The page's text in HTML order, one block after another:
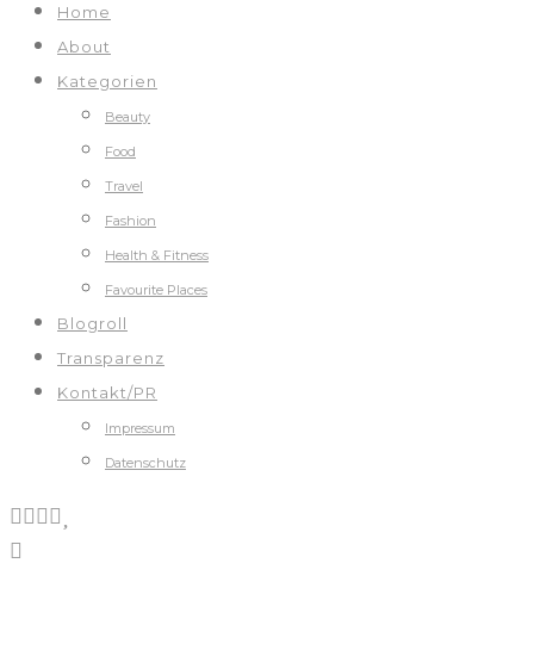
Home
About
Kategorien
Beauty
Food
Travel
Fashion
Health & Fitness
Favourite Places
Blogroll
Transparenz
Kontakt/PR
Impressum
Datenschutz